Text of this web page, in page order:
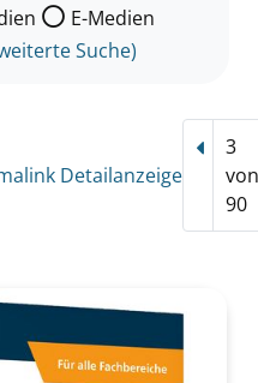
nach der Sie suchen wollen.
E-Medien
Suche)
Detailanzeige
3
90